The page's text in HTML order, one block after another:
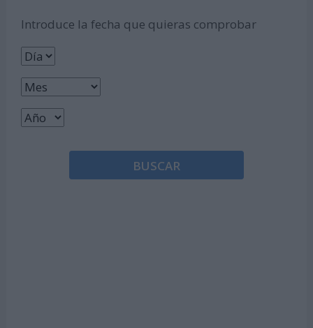
Introduce la fecha que quieras comprobar